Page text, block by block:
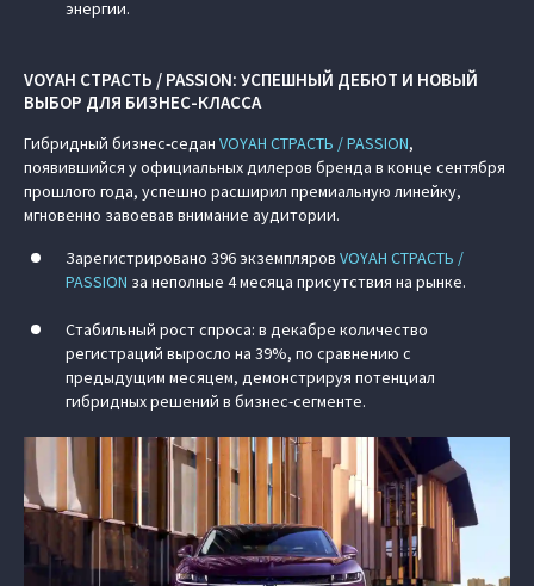
энергии.
VOYAH СТРАСТЬ / PASSION: УСПЕШНЫЙ ДЕБЮТ И НОВЫЙ
ВЫБОР ДЛЯ БИЗНЕС-КЛАССА
Гибридный бизнес-седан VOYAH СТРАСТЬ / PASSION,
появившийся у официальных дилеров бренда в конце сентября
прошлого года, успешно расширил премиальную линейку,
мгновенно завоевав внимание аудитории.
Зарегистрировано 396 экземпляров VOYAH СТРАСТЬ /
PASSION за неполные 4 месяца присутствия на рынке.
Стабильный рост спроса: в декабре количество
регистраций выросло на 39%, по сравнению с
предыдущим месяцем, демонстрируя потенциал
гибридных решений в бизнес-сегменте.